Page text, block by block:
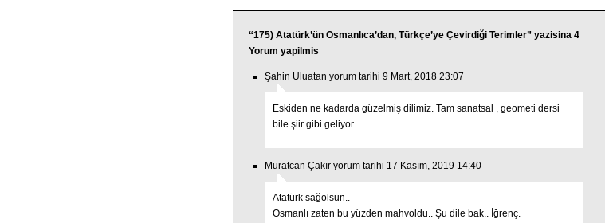
“175) Atatürk’ün Osmanlıca’dan, Türkçe’ye Çevirdiği Terimler” yazisina 4
Yorum yapilmis
Şahin Uluatan yorum tarihi 9 Mart, 2018 23:07
Eskiden ne kadarda güzelmiş dilimiz. Tam sanatsal , geometi dersi
bile şiir gibi geliyor.
Muratcan Çakır yorum tarihi 17 Kasım, 2019 14:40
Atatürk sağolsun..
Osmanlı zaten bu yüzden mahvoldu.. Şu dile bak.. İğrenç.